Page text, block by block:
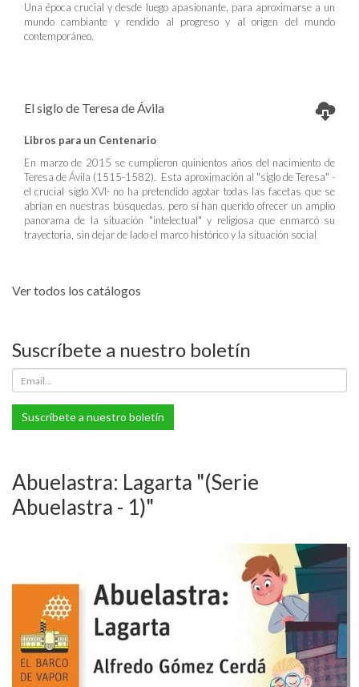
Una época crucial y desde luego apasionante, para aproximarse a un
mundo cambiante y rendido al progreso y al origen del mundo
contemporáneo.
El siglo de Teresa de Ávila
Libros para un Centenario
En marzo de 2015 se cumplieron quinientos años del nacimiento de
Teresa de Ávila (1515-1582). Esta aproximación al "siglo de Teresa" -
el crucial siglo XVI- no ha pretendido agotar todas las facetas que se
abrían en nuestras búsquedas, pero sí han querido ofrecer un amplio
panorama de la situación "intelectual" y religiosa que enmarcó su
trayectoria, sin dejar de lado el marco histórico y la situación social
Ver todos los catálogos
Suscríbete a nuestro boletín
Suscríbete a nuestro boletín
Abuelastra: Lagarta "(Serie
Abuelastra - 1)"